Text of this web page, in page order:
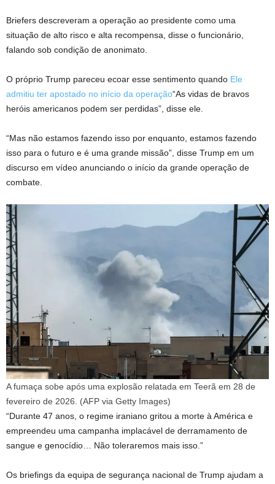
Briefers descreveram a operação ao presidente como uma
situação de alto risco e alta recompensa, disse o funcionário,
falando sob condição de anonimato.
O próprio Trump pareceu ecoar esse sentimento quando Ele
admitiu ter apostado no início da operação“As vidas de bravos
heróis americanos podem ser perdidas”, disse ele.
“Mas não estamos fazendo isso por enquanto, estamos fazendo
isso para o futuro e é uma grande missão”, disse Trump em um
discurso em vídeo anunciando o início da grande operação de
combate.
A fumaça sobe após uma explosão relatada em Teerã em 28 de
fevereiro de 2026. (AFP via Getty Images)
“Durante 47 anos, o regime iraniano gritou a morte à América e
empreendeu uma campanha implacável de derramamento de
sangue e genocídio… Não toleraremos mais isso.”
Os briefings da equipa de segurança nacional de Trump ajudam a